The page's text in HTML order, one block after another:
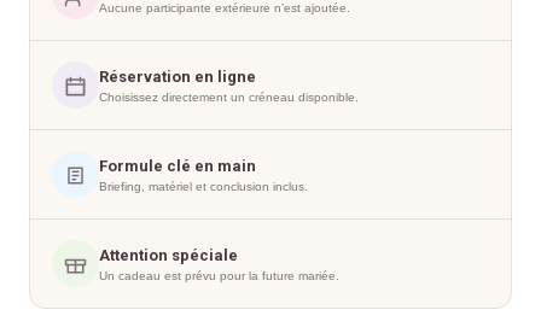
Aucune participante extérieure n’est ajoutée.
Réservation en ligne
Choisissez directement un créneau disponible.
Formule clé en main
Briefing, matériel et conclusion inclus.
Attention spéciale
Un cadeau est prévu pour la future mariée.